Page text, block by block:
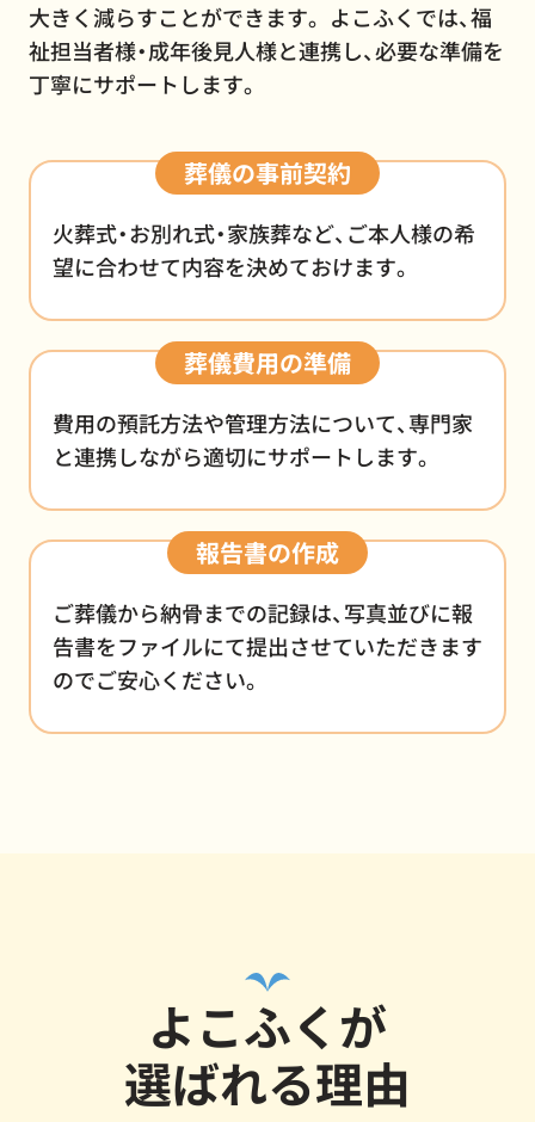
大きく減らすことができます。 よこふくでは、福
祉担当者様・成年後見人様と連携し、必要な準備を
丁寧にサポートします。
葬儀の事前契約
火葬式・お別れ式・家族葬など、ご本人様の希
望に合わせて内容を決めておけます。
葬儀費用の準備
費用の預託方法や管理方法について、専門家
と連携しながら適切にサポートします。
報告書の作成
ご葬儀から納骨までの記録は、写真並びに報
告書をファイルにて提出させていただきます
のでご安心ください。
よこふくが
選ばれる理由